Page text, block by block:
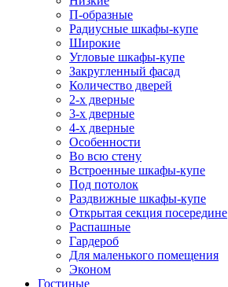
П-образные
Радиусные шкафы-купе
Широкие
Угловые шкафы-купе
Закругленный фасад
Количество дверей
2-х дверные
3-х дверные
4-х дверные
Особенности
Во всю стену
Встроенные шкафы-купе
Под потолок
Раздвижные шкафы-купе
Открытая секция посередине
Распашные
Гардероб
Для маленького помещения
Эконом
Гостиные